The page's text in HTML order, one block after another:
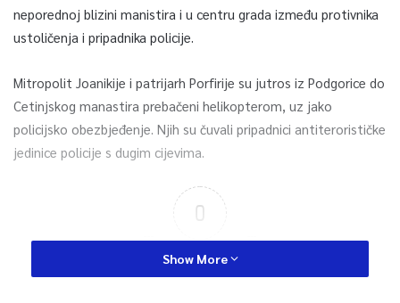
neporednoj blizini manistira i u centru grada između protivnika
ustoličenja i pripadnika policije.
Mitropolit Joanikije i patrijarh Porfirije su jutros iz Podgorice do
Cetinjskog manastira prebačeni helikopterom, uz jako
policijsko obezbjeđenje. Njih su čuvali pripadnici antiterorističke
jedinice policije s dugim cijevima.
0
Article Rating
Show More